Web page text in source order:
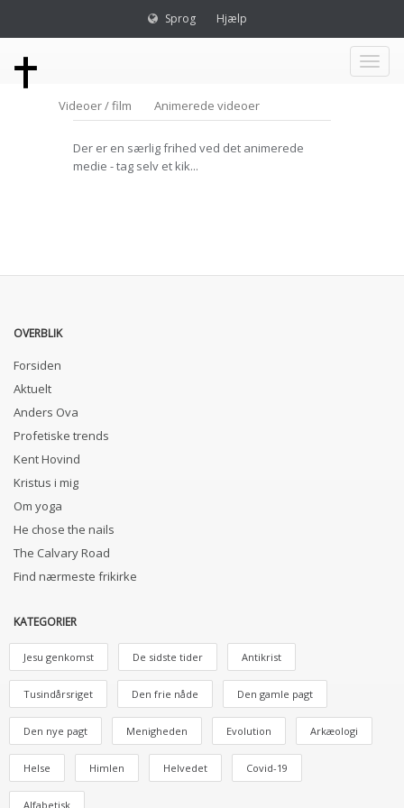
Sprog Hjælp
Toggle
Videoer / film Animerede videoer
Der er en særlig frihed ved det animerede
medie - tag selv et kik...
OVERBLIK
Forsiden
Aktuelt
Anders Ova
Profetiske trends
Kent Hovind
Kristus i mig
Om yoga
He chose the nails
The Calvary Road
Find nærmeste frikirke
KATEGORIER
Jesu genkomst De sidste tider Antikrist
Tusindårsriget Den frie nåde Den gamle pagt
Den nye pagt Menigheden Evolution Arkæologi
Helse Himlen Helvedet Covid-19
Alfabetisk